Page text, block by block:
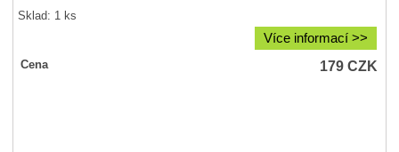
Sklad: 1 ks
Více informací >>
Cena 179CZK